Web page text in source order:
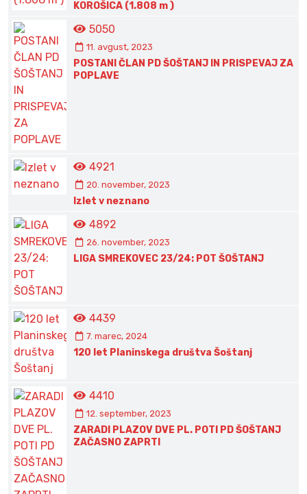
KOROŠICA (1.808 m )
5050
11. avgust, 2023
POSTANI ČLAN PD ŠOŠTANJ IN PRISPEVAJ ZA
POPLAVE
4921
20. november, 2023
Izlet v neznano
4892
26. november, 2023
LIGA SMREKOVEC 23/24: POT ŠOŠTANJ
4439
7. marec, 2024
120 let Planinskega društva Šoštanj
4410
12. september, 2023
ZARADI PLAZOV DVE PL. POTI PD ŠOŠTANJ
ZAČASNO ZAPRTI